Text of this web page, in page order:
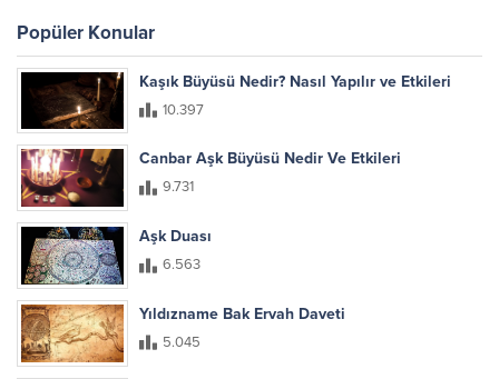
Popüler Konular
Kaşık Büyüsü Nedir? Nasıl Yapılır ve Etkileri
10.397
Canbar Aşk Büyüsü Nedir Ve Etkileri
9.731
Aşk Duası
6.563
Yıldızname Bak Ervah Daveti
5.045